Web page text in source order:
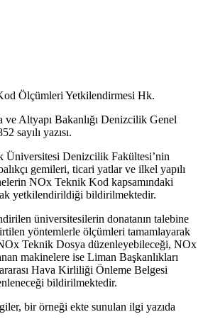
Ölçümleri Yetkilendirmesi Hk.
Bakanlığı Denizcilik Genel
sayılı yazısı.
Üniversitesi Denizcilik Fakültesi’nin
gemileri, ticari yatlar ve ilkel yapılı
NOx Teknik Kod kapsamındaki
yetkilendirildiği bildirilmektedir.
üniversitesilerin donatanın talebine
yöntemlerle ölçümleri tamamlayarak
Teknik Dosya düzenleyebileceği, NOx
makinelere ise Liman Başkanlıkları
Hava Kirliliği Önleme Belgesi
bildirilmektedir.
bir örneği ekte sunulan ilgi yazıda